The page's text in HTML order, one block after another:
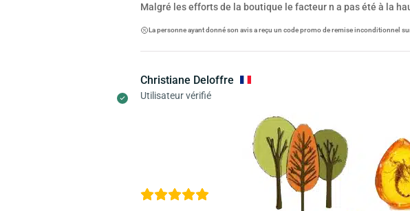
Malgré les efforts de la boutique le facteur n a pas été à la
La personne ayant donné son avis a reçu un code promo de remise inconditionnel
Christiane Deloffre
Utilisateur vérifié